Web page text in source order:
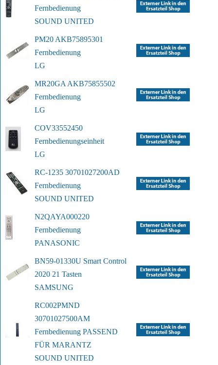
Fernbedienung
SOUND UNITED
PM20 AKB75895301
Fernbedienung
LG
MR20GA AKB75855502
Fernbedienung
LG
COV33552450
Fernbedienungseinheit
LG
RC-1235 30701027200AD
Fernbedienung
SOUND UNITED
N2QAYA000220
Fernbedienung
PANASONIC
BN59-01330U Smart Control
2020 21 Tasten
SAMSUNG
RC002PMND
30701027500AM
Fernbedienung PASSEND
FÜR MARANTZ
SOUND UNITED